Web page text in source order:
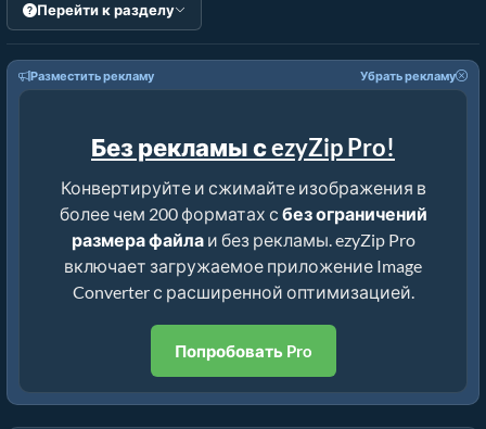
Перейти к разделу
Разместить рекламу Убрать рекламу
Без рекламы с ezyZip Pro!
Конвертируйте и сжимайте изображения в
более чем 200 форматах с без ограничений
размера файлаи без рекламы. ezyZip Pro
включает загружаемое приложение Image
Converter с расширенной оптимизацией.
Попробовать Pro